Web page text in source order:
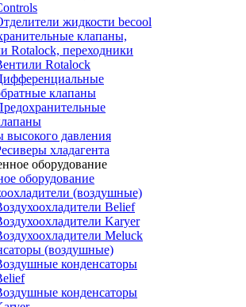
жидкости becool
клапаны,
Rotalock, переходники
Rotalock
клапаны
высокого давления
хладагента
оборудование
(воздушные)
Belief
Karyer
Meluck
(воздушные)
конденсаторы
конденсаторы